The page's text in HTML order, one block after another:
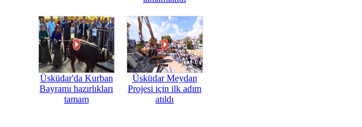
Üsküdar'da Kurban
Bayramı hazırlıkları
tamam
Üsküdar Meydan
Projesi için ilk adım
atıldı